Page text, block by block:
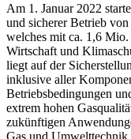
Am 1. Januar 2022
und sicherer Betrieb
welches mit ca. 1,6
Wirtschaft und
liegt auf der
inklusive aller
Betriebsbedingungen
extrem hohen
zukünftigen
Gas und